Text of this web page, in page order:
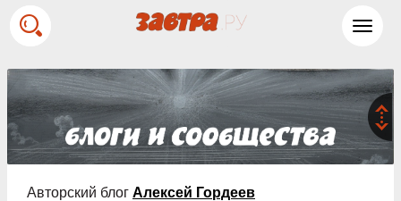
Авторский блог Алексей Гордеев